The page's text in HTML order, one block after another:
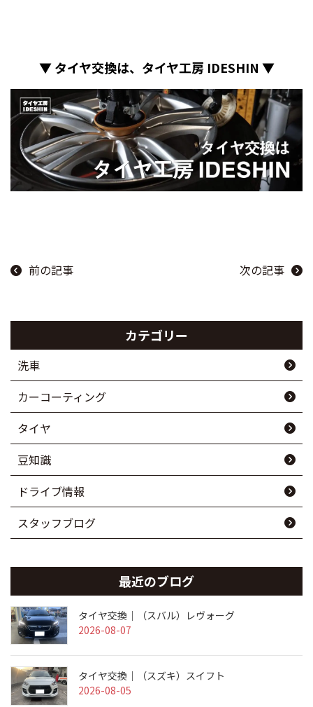
▼ タイヤ交換は、タイヤ工房 IDESHIN ▼
前の記事 次の記事
カテゴリー
洗車
カーコーティング
タイヤ
豆知識
ドライブ情報
スタッフブログ
最近のブログ
タイヤ交換｜（スバル）レヴォーグ
2026-08-07
タイヤ交換｜（スズキ）スイフト
2026-08-05